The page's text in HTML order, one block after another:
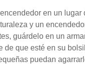
en un
y un
guárdelo en un
de que esté en su
puedan